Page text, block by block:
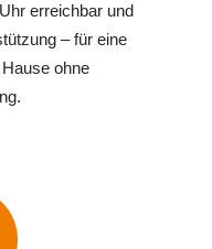
erreichbar und
– für eine
ohne